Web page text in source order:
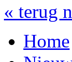
« terug
Home